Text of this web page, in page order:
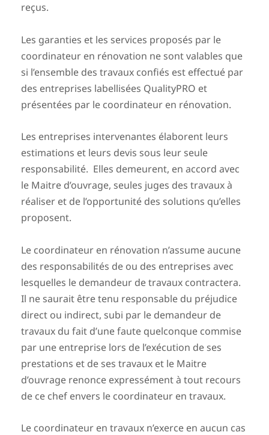
reçus.
Les garanties et les services proposés par le
coordinateur en rénovation ne sont valables que
si l’ensemble des travaux confiés est effectué par
des entreprises labellisées QualityPRO et
présentées par le coordinateur en rénovation.
Les entreprises intervenantes élaborent leurs
estimations et leurs devis sous leur seule
responsabilité. Elles demeurent, en accord avec
le Maitre d’ouvrage, seules juges des travaux à
réaliser et de l’opportunité des solutions qu’elles
proposent.
Le coordinateur en rénovation n’assume aucune
des responsabilités de ou des entreprises avec
lesquelles le demandeur de travaux contractera.
Il ne saurait être tenu responsable du préjudice
direct ou indirect, subi par le demandeur de
travaux du fait d’une faute quelconque commise
par une entreprise lors de l’exécution de ses
prestations et de ses travaux et le Maitre
d’ouvrage renonce expressément à tout recours
de ce chef envers le coordinateur en travaux.
Le coordinateur en travaux n’exerce en aucun cas